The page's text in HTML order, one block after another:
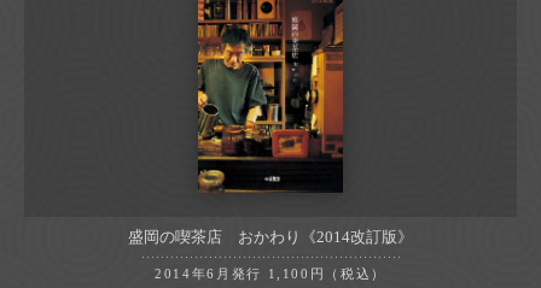
盛岡の喫茶店 おかわり 《2014改訂版》
2014年6月発行 1,100円（税込）